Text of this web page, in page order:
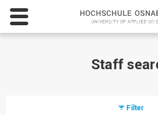
Staff
Filter